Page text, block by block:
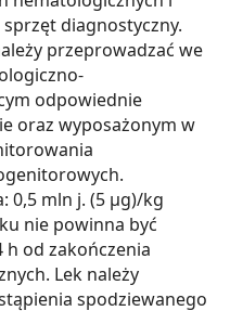
diagnostyczny.
przeprowadzać we
odpowiednie
oraz wyposażonym w
0,5 mln j. (5 µg)/kg
nie powinna być
h od zakończenia
Lek należy
spodziewanego